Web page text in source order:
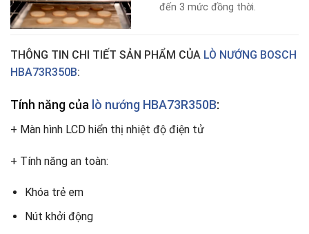
đến 3 mức đồng thời.
THÔNG TIN CHI TIẾT SẢN PHẨM CỦA LÒ NƯỚNG BOSCH
HBA73R350B:
Tính năng của lò nướng HBA73R350B:
+ Màn hình LCD hiển thị nhiệt độ điện tử
+ Tính năng an toàn:
Khóa trẻ em
Nút khởi động